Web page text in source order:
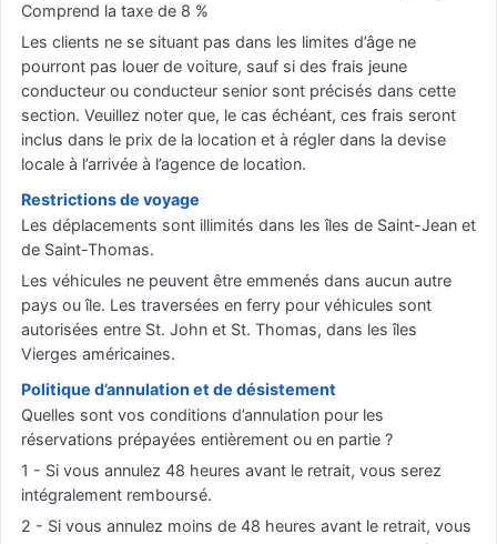
Comprend la taxe de 8 %
Les clients ne se situant pas dans les limites d’âge ne
pourront pas louer de voiture, sauf si des frais jeune
conducteur ou conducteur senior sont précisés dans cette
section. Veuillez noter que, le cas échéant, ces frais seront
inclus dans le prix de la location et à régler dans la devise
locale à l’arrivée à l’agence de location.
Restrictions de voyage
Les déplacements sont illimités dans les îles de Saint-Jean et
de Saint-Thomas.
Les véhicules ne peuvent être emmenés dans aucun autre
pays ou île. Les traversées en ferry pour véhicules sont
autorisées entre St. John et St. Thomas, dans les îles
Vierges américaines.
Politique d’annulation et de désistement
Quelles sont vos conditions d’annulation pour les
réservations prépayées entièrement ou en partie ?
1 - Si vous annulez 48 heures avant le retrait, vous serez
intégralement remboursé.
2 - Si vous annulez moins de 48 heures avant le retrait, vous